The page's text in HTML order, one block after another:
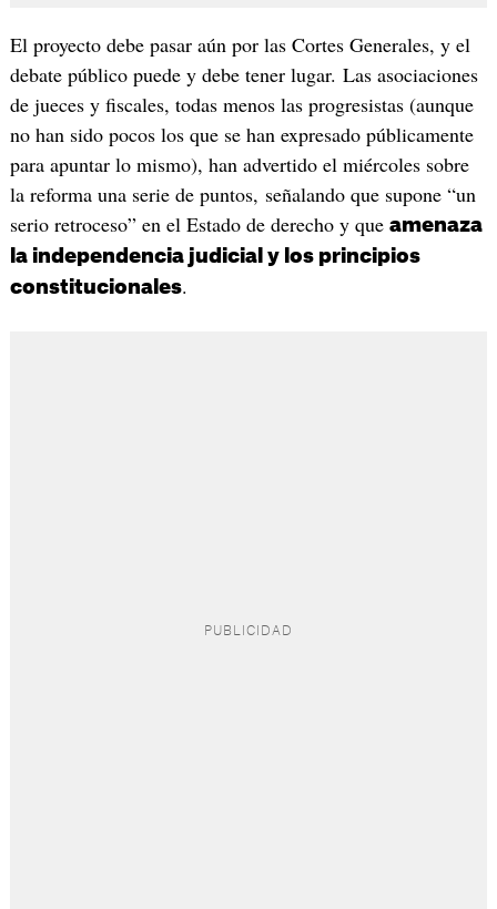
El proyecto debe pasar aún por las Cortes Generales, y el
debate público puede y debe tener lugar. Las asociaciones
de jueces y fiscales, todas menos las progresistas (aunque
no han sido pocos los que se han expresado públicamente
para apuntar lo mismo), han advertido el miércoles sobre
la reforma una serie de puntos, señalando que supone “un
serio retroceso” en el Estado de derecho y que amenaza
la independencia judicial y los principios
constitucionales.